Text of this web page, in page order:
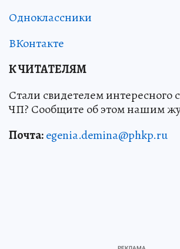
Одноклассники
ВКонтакте
К ЧИТАТЕЛЯМ
Стали свидетелем интересного
ЧП? Сообщите об этом нашим
Почта:egenia.demina@phkp.ru